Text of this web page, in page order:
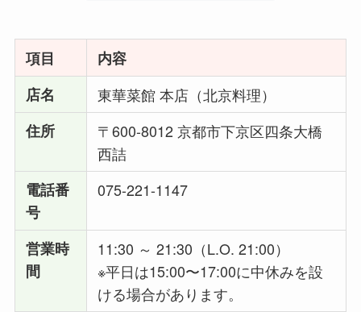
項目
内容
店名
東華菜館 本店（北京料理）
住所
〒600-8012 京都市下京区四条大橋
西詰
電話番
号
075-221-1147
営業時
間
11:30 ～ 21:30（L.O. 21:00）
※平日は15:00〜17:00に中休みを設
ける場合があります。